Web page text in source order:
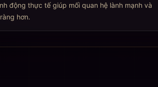
động thực tế giúp mối quan hệ lành mạnh và
hơn.